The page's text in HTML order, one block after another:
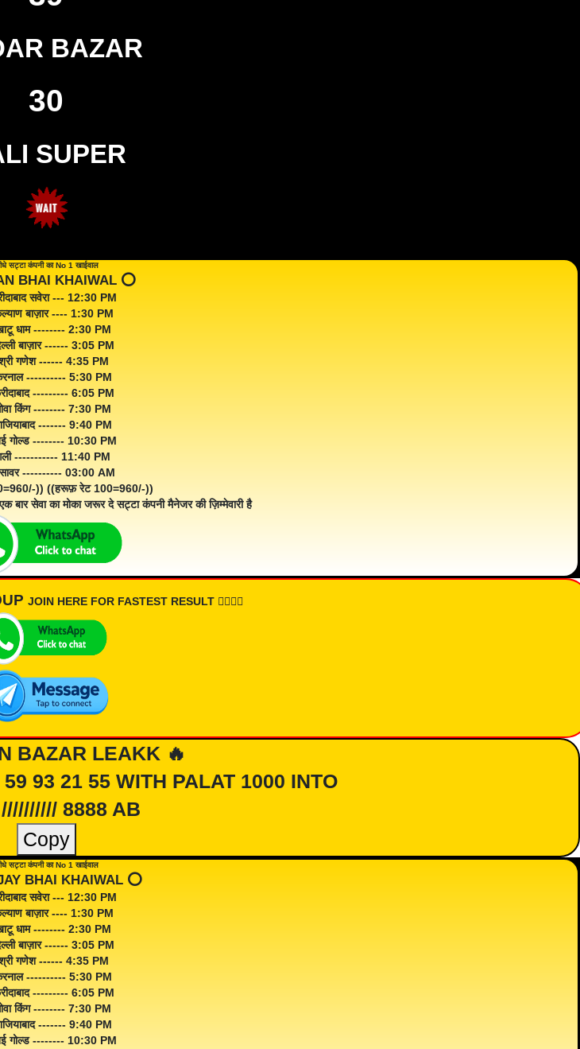
BAZAR
30
SUPER
सट्टा कंपनी का No 1 खाईवाल
BHAI KHAIWAL ⭕️
सवेरा --- 12:30 PM
बाज़ार ---- 1:30 PM
धाम -------- 2:30 PM
बाज़ार ------ 3:05 PM
गणेश ------ 4:35 PM
---------- 5:30 PM
--------- 6:05 PM
किंग -------- 7:30 PM
------- 9:40 PM
गोल्ड -------- 10:30 PM
----------- 11:40 PM
---------- 03:00 AM
)) ((हरूफ़ रेट 100=960/-))
बार सेवा का मोका जरूर दे सट्टा कंपनी मैनेजर की ज़िम्मेवारी है
JOIN HERE FOR FASTEST RESULT 👇🏾👇🏾
BAZAR LEAKK 🔥
93 21 55 WITH PALAT 1000 INTO
8888 AB
Copy
सट्टा कंपनी का No 1 खाईवाल
BHAI KHAIWAL ⭕️
सवेरा --- 12:30 PM
बाज़ार ---- 1:30 PM
धाम -------- 2:30 PM
बाज़ार ------ 3:05 PM
गणेश ------ 4:35 PM
---------- 5:30 PM
--------- 6:05 PM
किंग -------- 7:30 PM
------- 9:40 PM
गोल्ड -------- 10:30 PM